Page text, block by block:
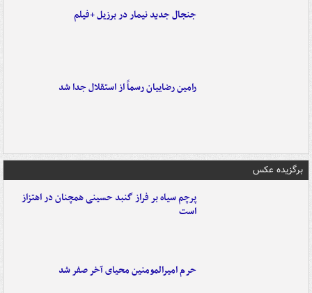
جنجال جدید نیمار در برزیل +فیلم
رامین رضاییان رسماً از استقلال جدا شد
برگزیده عکس
پرچم سیاه بر فراز گنبد حسینی همچنان در اهتزاز
است
حرم امیرالمومنین محیای آخر صفر شد